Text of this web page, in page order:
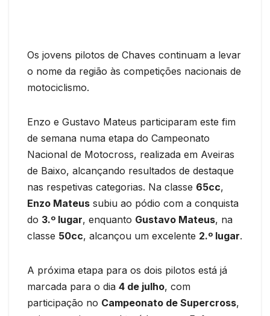
Os jovens pilotos de Chaves continuam a levar
o nome da região às competições nacionais de
motociclismo.
Enzo e Gustavo Mateus participaram este fim
de semana numa etapa do Campeonato
Nacional de Motocross, realizada em Aveiras
de Baixo, alcançando resultados de destaque
nas respetivas categorias. Na classe 65cc,
Enzo Mateus subiu ao pódio com a conquista
do 3.º lugar, enquanto Gustavo Mateus, na
classe 50cc, alcançou um excelente 2.º lugar.
A próxima etapa para os dois pilotos está já
marcada para o dia 4 de julho, com
participação no Campeonato de Supercross,